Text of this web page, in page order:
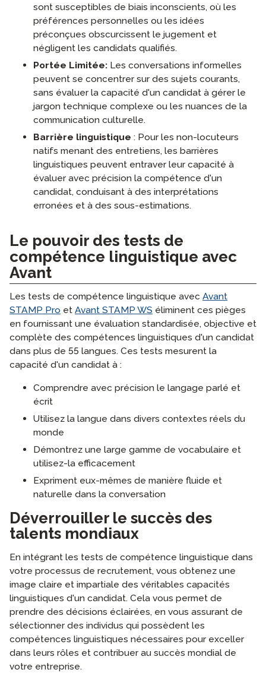
sont susceptibles de biais inconscients, où les
préférences personnelles ou les idées
préconçues obscurcissent le jugement et
négligent les candidats qualifiés.
Portée Limitée: Les conversations informelles
peuvent se concentrer sur des sujets courants,
sans évaluer la capacité d'un candidat à gérer le
jargon technique complexe ou les nuances de la
communication culturelle.
Barrière linguistique : Pour les non-locuteurs
natifs menant des entretiens, les barrières
linguistiques peuvent entraver leur capacité à
évaluer avec précision la compétence d'un
candidat, conduisant à des interprétations
erronées et à des sous-estimations.
Le pouvoir des tests de
compétence linguistique avec
Avant
Les tests de compétence linguistique avec Avant
STAMP Pro et Avant STAMP WS éliminent ces pièges
en fournissant une évaluation standardisée, objective et
complète des compétences linguistiques d'un candidat
dans plus de 55 langues. Ces tests mesurent la
capacité d'un candidat à :
Comprendre avec précision le langage parlé et
écrit
Utilisez la langue dans divers contextes réels du
monde
Démontrez une large gamme de vocabulaire et
utilisez-la efficacement
Expriment eux-mêmes de manière fluide et
naturelle dans la conversation
Déverrouiller le succès des
talents mondiaux
En intégrant les tests de compétence linguistique dans
votre processus de recrutement, vous obtenez une
image claire et impartiale des véritables capacités
linguistiques d'un candidat. Cela vous permet de
prendre des décisions éclairées, en vous assurant de
sélectionner des individus qui possèdent les
compétences linguistiques nécessaires pour exceller
dans leurs rôles et contribuer au succès mondial de
votre entreprise.